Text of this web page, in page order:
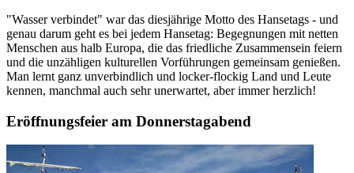
"Wasser verbindet" war das diesjährige Motto des Hansetags - und
genau darum geht es bei jedem Hansetag: Begegnungen mit netten
Menschen aus halb Europa, die das friedliche Zusammensein feiern
und die unzähligen kulturellen Vorführungen gemeinsam genießen.
Man lernt ganz unverbindlich und locker-flockig Land und Leute
kennen, manchmal auch sehr unerwartet, aber immer herzlich!
Eröffnungsfeier am Donnerstagabend